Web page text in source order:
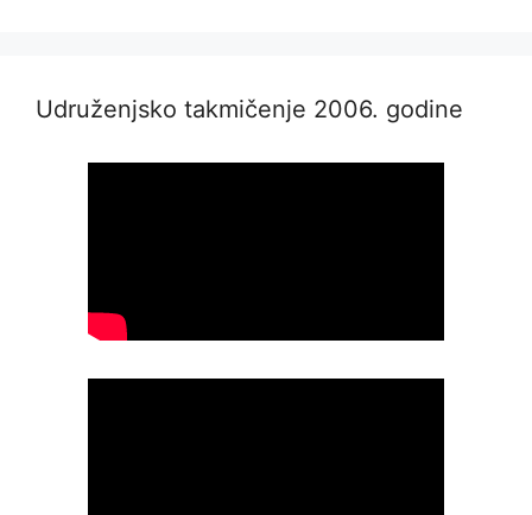
Udruženjsko takmičenje 2006. godine